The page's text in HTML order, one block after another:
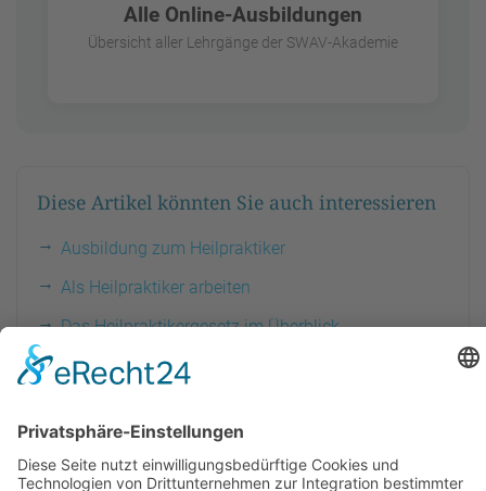
Alle Online-Ausbildungen
Übersicht aller Lehrgänge der SWAV-Akademie
Diese Artikel könnten Sie auch interessieren
Ausbildung zum Heilpraktiker
Als Heilpraktiker arbeiten
Das Heilpraktikergesetz im Überblick
Heilpraktiker und Krankenkassen
Heilpraktiker für Psychotherapie